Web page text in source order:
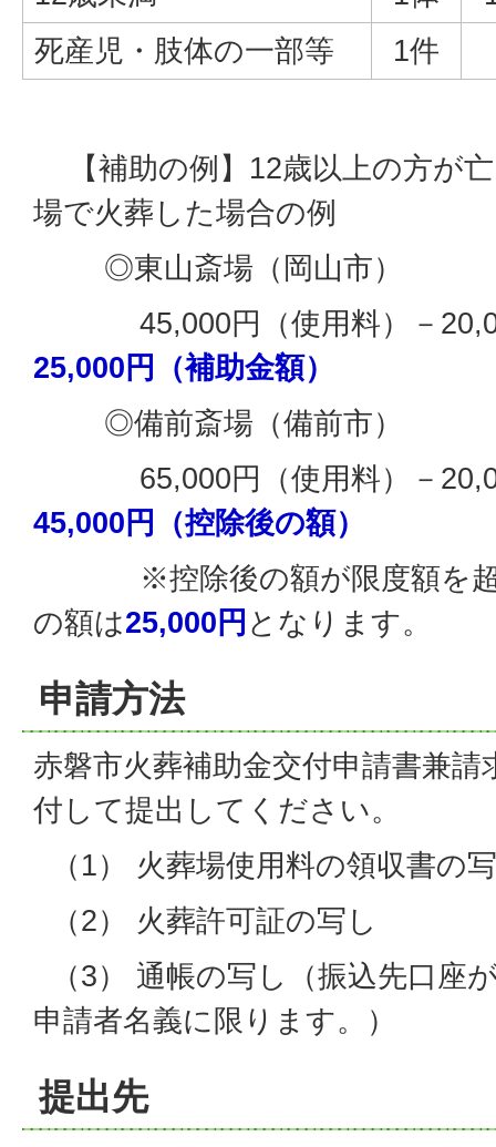
死産児・肢体の一部等
1件
【補助の例】12歳以上の方が
場で火葬した場合の例
◎東山斎場（岡山市）
45,000円（使用料）－
25,000円（補助金額）
◎備前斎場（備前市）
65,000円（使用料）－
45,000円（控除後の額）
※控除後の額が限度額を超
の額は25,000円 となります。
申請方法
赤磐市火葬補助金交付申請書兼
付して提出してください。
（1） 火葬場使用料の領収書の
（2） 火葬許可証の写し
（3） 通帳の写し（振込先口座
申請者名義に限ります。）
提出先